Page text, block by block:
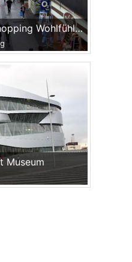
Beauty Kosmetik Shopping Wohlfühlen
Museum